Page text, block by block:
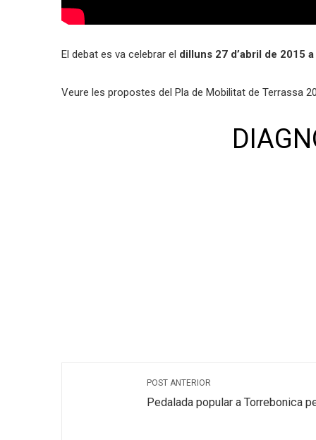
El debat es va celebrar el dilluns 27 d’abril de 2015
Veure les propostes del Pla de Mobilitat de Terrassa
POST ANTERIOR
Pedalada popular a Torrebonica